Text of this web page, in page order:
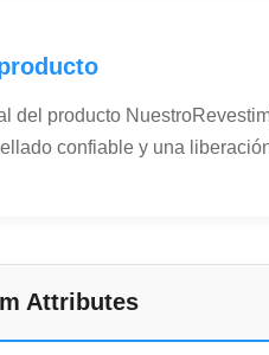
del producto
confiable y una
Attributes